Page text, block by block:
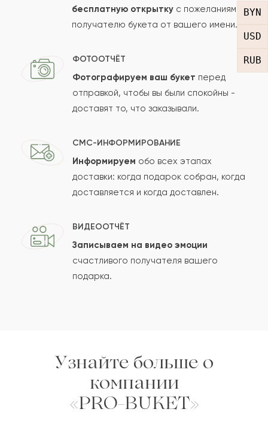
BYN
USD
RUB
Отзыв
Сколько будет
Отзыв будет опубликован после проверки.
Проверяем на спам.
бесплатную открытку с пожеланиями
получателю букета от вашего имени.
ФОТООТЧЁТ
Фотографируем ваш букет перед
отправкой, чтобы вы были спокойны -
доставят то, что заказывали.
СМС-ИНФОРМИРОВАНИЕ
Информируем обо всех этапах
доставки: когда подарок собран, когда
доставляется и когда доставлен.
ВИДЕООТЧЁТ
Записываем на видео эмоции
счастливого получателя вашего
подарка.
Узнайте больше о
компании
«PRO-BUKET»